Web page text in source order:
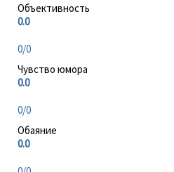
Объективность
0.0
0/0
Чувство юмора
0.0
0/0
Обаяние
0.0